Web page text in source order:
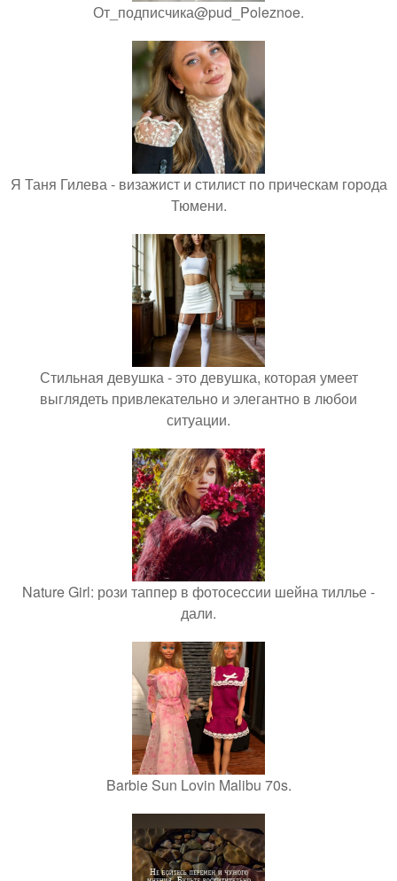
От_подписчика@pud_Poleznoe.
Я Таня Гилева - визажист и стилист по прическам города
Тюмени.
Стильная девушка - это девушка, которая умеет
выглядеть привлекательно и элегантно в любои
ситуации.
Nature Girl: рози таппер в фотосессии шейна тиллье -
дали.
Barbie Sun Lovin Malibu 70s.